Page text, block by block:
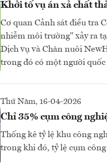
Khởi tố vụ án xả chất
Cơ quan Cảnh sát điều tra
nhiễm môi trường" xảy ra
Dịch vụ và Chăn nuôi
trong đó có một người
Thứ Năm, 16-04-2026
Chỉ 35% cụm công
Thống kê tỷ lệ khu công
trong khi đó, tỷ lệ cụm